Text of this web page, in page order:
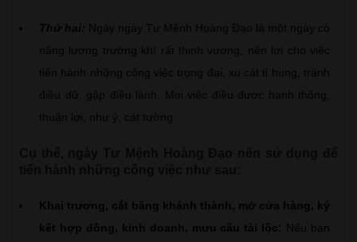
Thứ hai: Ngày ngày Tư Mệnh Hoàng Đạo là một ngày có
năng lượng trường khí rất thịnh vượng, nên lợi cho việc
tiến hành những công việc trọng đại, xu cát tị hung, tránh
điều dữ, gặp điều lành. Mọi việc điều được hanh thông,
thuận lợi, như ý, cát tường
Khai trương, cắt băng khánh thành, mở cửa hàng, ký
kết hợp đồng, kinh doanh, mưu cầu tài lộc:
Nếu bạn